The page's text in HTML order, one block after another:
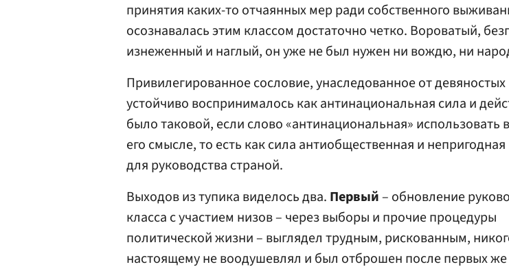
принятия каких-то отчаянных мер ради собственного
осознавалась этим классом достаточно четко. Вороватый,
изнеженный и наглый, он уже не был нужен ни вождю, ни
Привилегированное сословие, унаследованное от
устойчиво воспринималось как антинациональная сила и
было таковой, если слово «антинациональная» использовать
его смысле, то есть как сила антиобщественная и непригодная
для руководства страной.
Выходов из тупика виделось два. Первый– обновление
класса с участием низов – через выборы и прочие процедуры
политической жизни – выглядел трудным, рискованным,
настоящему не воодушевлял и был отброшен после первых же